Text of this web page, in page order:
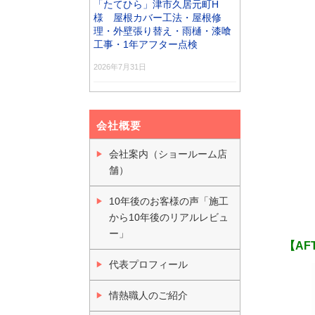
【
「たてひら」津市久居元町H
様 屋根カバー工法・屋根修
理・外壁張り替え・雨樋・漆喰
工事・1年アフター点検
2026年7月31日
会社概要
会社案内（ショールーム店
舗）
10年後のお客様の声「施工
から10年後のリアルレビュ
ー」
代表プロフィール
情熱職人のご紹介